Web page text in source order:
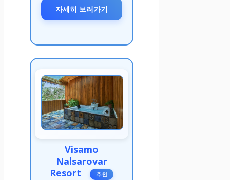
자세히 보러가기
Visamo
Nalsarovar
Resort
추천